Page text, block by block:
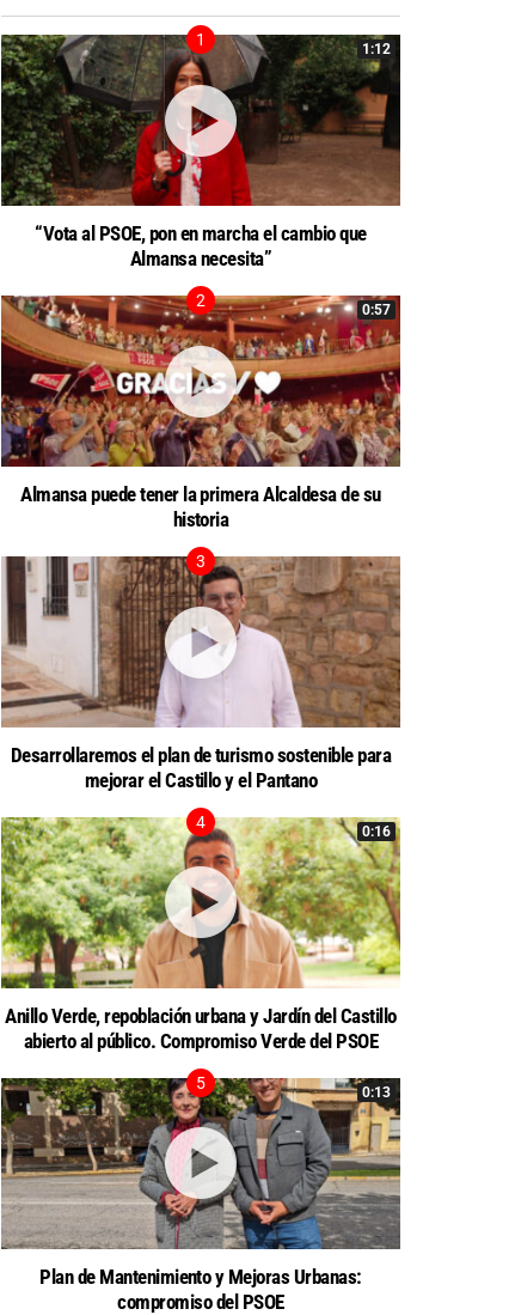
1:12
“Vota al PSOE, pon en marcha el cambio que
Almansa necesita”
0:57
Almansa puede tener la primera Alcaldesa de su
historia
Desarrollaremos el plan de turismo sostenible para
mejorar el Castillo y el Pantano
0:16
Anillo Verde, repoblación urbana y Jardín del Castillo
abierto al público. Compromiso Verde del PSOE
0:13
Plan de Mantenimiento y Mejoras Urbanas:
compromiso del PSOE